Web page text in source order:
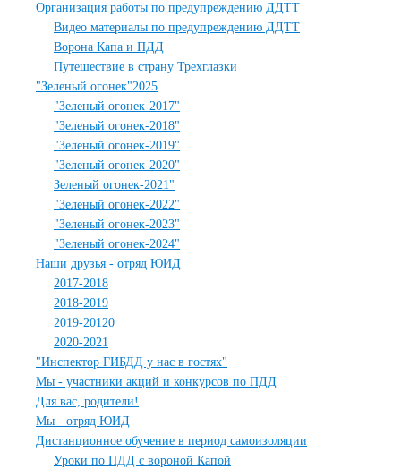
Организация работы по предупреждению ДДТТ
Видео материалы по предупреждению ДДТТ
Ворона Капа и ПДД
Путешествие в страну Трехглазки
"Зеленый огонек"2025
"Зеленый огонек-2017"
"Зеленый огонек-2018"
"Зеленый огонек-2019"
"Зеленый огонек-2020"
Зеленый огонек-2021"
"Зеленый огонек-2022"
"Зеленый огонек-2023"
"Зеленый огонек-2024"
Наши друзья - отряд ЮИД
2017-2018
2018-2019
2019-20120
2020-2021
"Инспектор ГИБДД у нас в гостях"
Мы - участники акций и конкурсов по ПДД
Для вас, родители!
Мы - отряд ЮИД
Дистанционное обучение в период самоизоляции
Уроки по ПДД с вороной Капой